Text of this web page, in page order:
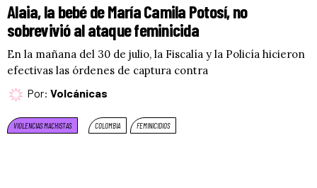
Alaia, la bebé de María Camila Potosí, no
sobrevivió al ataque feminicida
En la mañana del 30 de julio, la Fiscalía y la Policía hicieron
efectivas las órdenes de captura contra
Por: Volcánicas
VIOLENCIAS MACHISTAS COLOMBIA FEMINICIDIOS